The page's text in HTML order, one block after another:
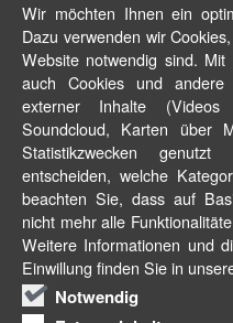
Wir möchten Ihnen ein
Dazu verwenden wir
Website notwendig sind.
auch Cookies und
externer Inhalte
Soundcloud, Karten über
Statistikzwecken
entscheiden, welche
beachten Sie, dass auf
nicht mehr alle
Weitere Informationen und
Einwillung finden Sie in
Notwendig